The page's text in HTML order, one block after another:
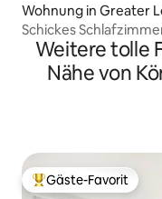
Wohnung in Greater
Schickes
Weitere tolle
Nähe von
Beliebter Gäste-
Gäste-Favorit